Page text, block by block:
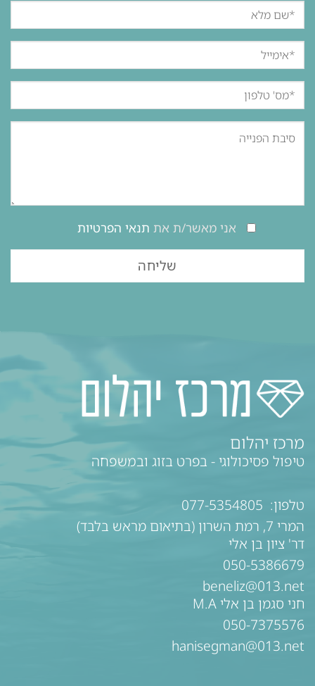
אני מאשר/ת את תנאי הפרטיות
מרכז יהלום
טיפול פסיכולוגי - בפרט בזוג ובמשפחה
טלפון: 077-5354805
המרי 7, רמת השרון (בתיאום מראש בלבד)
דר' ציון בן אלי
050-5386679
beneliz@013.net
חני סגמן בן אלי M.A
050-7375576
hanisegman@013.net